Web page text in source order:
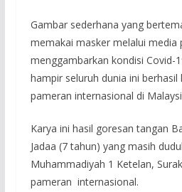
Gambar sederhana yang
memakai masker melalui media
menggambarkan kondisi Covid-
hampir seluruh dunia ini
pameran internasional di
Karya ini hasil goresan tangan
Jadaa (7 tahun) yang masih
Muhammadiyah 1 Ketelan,
pameran internasional.